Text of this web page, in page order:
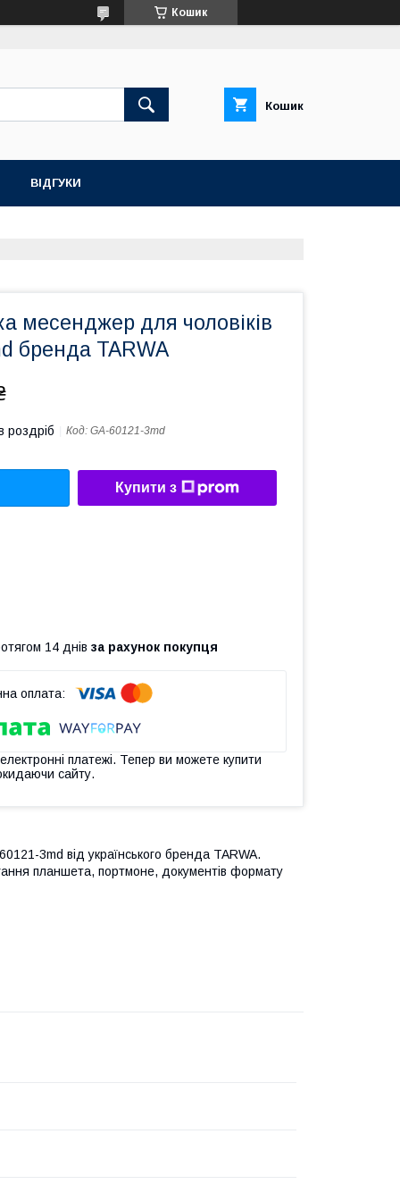
Кошик
Кошик
ВІДГУКИ
месенджер для чоловіків
бренда TARWA
роздріб Код: GA-60121-3md
Купити з
14 днів за рахунок покупця
платежі. Тепер ви можете купити
сайту.
3md від українського бренда TARWA.
планшета, портмоне, документів формату